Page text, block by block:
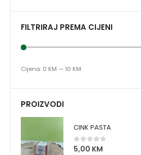
FILTRIRAJ PREMA CIJENI
Cijena: 0 KM — 10 KM
PROIZVODI
CINK PASTA
0 out of 5
5,00 KM